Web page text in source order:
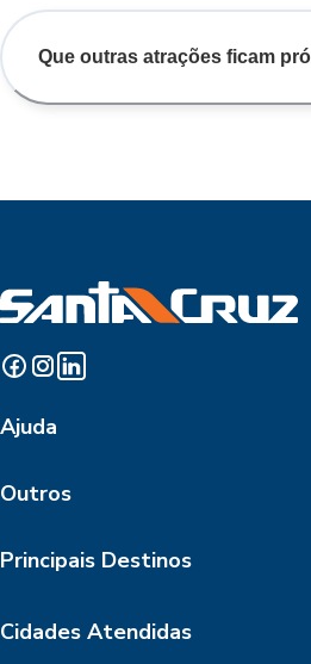
Que outras atrações ficam
Ajuda
Outros
Principais Destinos
Cidades Atendidas